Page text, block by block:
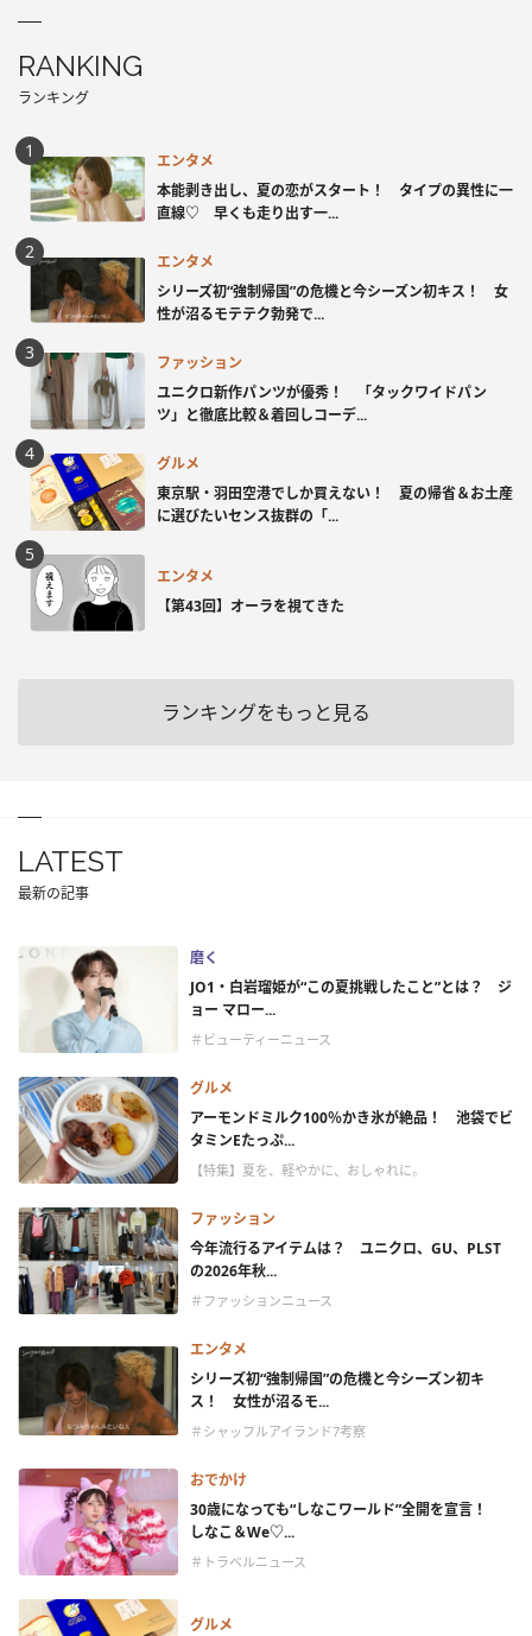
RANKING
ランキング
エンタメ
本能剥き出し、夏の恋がスタート！ タイプの異性に一
直線♡ 早くも走り出す一...
エンタメ
シリーズ初“強制帰国”の危機と今シーズン初キス！ 女
性が沼るモテテク勃発で...
ファッション
ユニクロ新作パンツが優秀！ 「タックワイドパン
ツ」と徹底比較＆着回しコーデ...
グルメ
東京駅・羽田空港でしか買えない！ 夏の帰省＆お土産
に選びたいセンス抜群の「...
エンタメ
【第43回】オーラを視てきた
ランキングをもっと見る
LATEST
最新の記事
磨く
JO1・白岩瑠姫が“この夏挑戦したこと”とは？ ジ
ョー マロー...
＃ビューティーニュース
グルメ
アーモンドミルク100％かき氷が絶品！ 池袋でビ
タミンEたっぷ...
【特集】夏を、軽やかに、おしゃれに。
ファッション
今年流行るアイテムは？ ユニクロ、GU、PLST
の2026年秋...
＃ファッションニュース
エンタメ
シリーズ初“強制帰国”の危機と今シーズン初キ
ス！ 女性が沼るモ...
＃シャッフルアイランド7考察
おでかけ
30歳になっても“しなこワールド”全開を宣言！
しなこ＆We♡...
＃トラベルニュース
グルメ